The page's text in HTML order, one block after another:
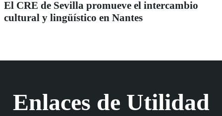
El CRE de Sevilla promueve el intercambio
cultural y lingüístico en Nantes
Enlaces de Utilidad